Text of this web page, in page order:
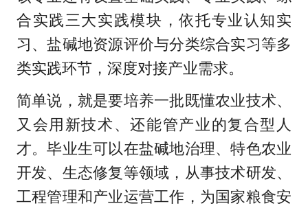
合实践三大实践模块，依托专业认知实
习、盐碱地资源评价与分类综合实习等多
类实践环节，深度对接产业需求。
简单说，就是要培养一批既懂农业技术、
又会用新技术、还能管产业的复合型人
才。毕业生可以在盐碱地治理、特色农业
开发、生态修复等领域，从事技术研发、
工程管理和产业运营工作，为国家粮食安